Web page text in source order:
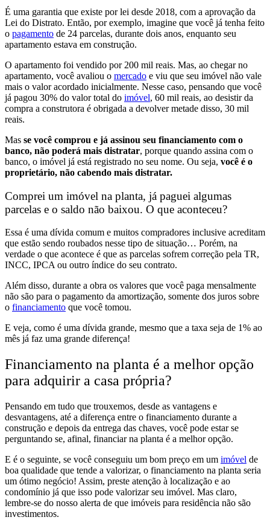
É uma garantia que existe porlei desde 2018, com a aprovação da
Lei do Distrato. Então, por exemplo, imagine que você já tenha feito
o pagamento de 24 parcelas, durante dois anos, enquanto seu
apartamento estava em construção.
O apartamento foi vendido por 200 mil reais. Mas, ao chegar no
apartamento, você avaliou o mercado e viu que seu imóvel não vale
mais o valor acordado inicialmente. Nesse caso, pensando que você
já pagou 30% do valor total do imóvel, 60 mil reais, ao desistir da
compra a construtora é obrigada a devolver metade disso, 30 mil
reais.
Mas se você comprou e já assinou seu financiamento com o
banco, não poderá mais distratar, porque quando assina com o
banco, o imóvel já está registrado no seu nome. Ou seja, você é o
proprietário, não cabendo mais distratar.
Comprei um imóvel na planta, já paguei algumas
parcelas e o saldo não baixou. O que aconteceu?
Essa é uma dívida comum e muitos compradores inclusive acreditam
que estão sendo roubados nesse tipo de situação… Porém, na
verdade o que acontece é que as parcelas sofrem correção pela TR,
INCC, IPCA ou outro índice do seu contrato.
Além disso, durante a obra os valores que você paga mensalmente
não são para o pagamento da amortização, somente dos juros sobre
o financiamento que você tomou.
E veja, como é uma dívida grande, mesmo que a taxa seja de 1% ao
mês já faz uma grande diferença!
Financiamento na planta é a melhor opção
para adquirir a casa própria?
Pensando em tudo que trouxemos, desde as vantagens e
desvantagens, até a diferença entre o financiamento durante a
construção e depois da entrega das chaves, você pode estar se
perguntando se, afinal, financiar na planta é a melhor opção.
E é o seguinte, se você conseguiu um bom preço em um imóvel de
boa qualidade que tende a valorizar, o financiamento na planta seria
um ótimo negócio! Assim, preste atenção à localização e ao
condomínio já que isso pode valorizar seu imóvel. Mas claro,
lembre-se do nosso alerta de que imóveis para residência não são
investimentos.